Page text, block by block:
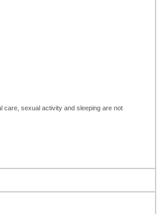
care, sexual activity and sleeping are not